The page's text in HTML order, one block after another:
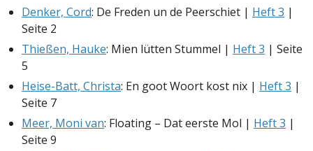
Denker, Cord: De Freden un de Peerschiet | Heft 3 |
Seite 2
Thießen, Hauke: Mien lütten Stummel | Heft 3 | Seite
5
Heise-Batt, Christa: En goot Woort kost nix | Heft 3 |
Seite 7
Meer, Moni van: Floating – Dat eerste Mol | Heft 3 |
Seite 9